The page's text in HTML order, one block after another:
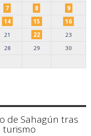
7 8
9
14 15
16
21 22
23
28 29
30
de Sahagún tras